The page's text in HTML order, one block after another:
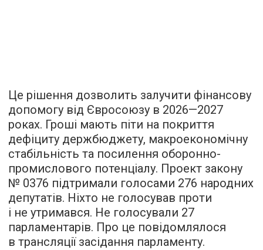
Це рішення дозволить залучити фінансову
допомогу від Євросоюзу в 2026—2027
роках. Гроші мають піти на покриття
дефіциту держбюджету, макроекономічну
стабільність та посилення оборонно-
промислового потенціалу. Проект закону
№ 0376 підтримали голосами 276 народних
депутатів. Ніхто не голосував проти
і не утримався. Не голосували 27
парламентарів. Про це повідомлялося
в трансляції засідання парламенту.